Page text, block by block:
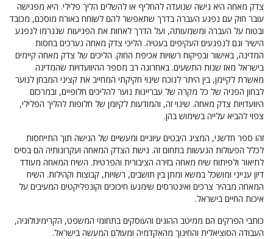
צדק מאחה היא גישה שנועדה להחליף או להשלים הליך פלילי. היא מפגישה
עובר חוק עם נפגע העברה בדרך שתאפשר להם לשוחח באורח מוסכם, מכובד
ובטוח על העברה ומשמעותה, ועל הדרך לאחות את הפגיעות שנגרמו לנפגע
הישיר וגם לנפגעים העקיפים בעטיה. הליכי צדק מאחה נערכים בחסות
המדינה, באישור ובפיקוח רשויות אכיפת החוק. הליכים של צדק מאחה קיימים
בישראל מאז שנות התשעים. באחרונה רב מספר ההיוועדויות שהמדינה
מאשרת לקיימן, בין היתר לנוכח שינוי חקיקתי המחייב את קציני המבחן לנוער
לבחון הפניה של כל מקרה של עבריינות נוער להליכים חלופיים, ובמרכזם
היוועדויות צדק מאחה. שינוי זה, והמודעות לקיומן של חלופות להליך הפלילי,
צפוי להביא עלייה בשימוש בהן.
זהו ספר חדשני, המציג היבטים עיוניים ומעשיים של הגישה תוך התייחסות
לכלל הפעולות הנעשות בתחום זה. גישת הצדק המאחה ועקרונותיה הם בסיס
לתיאור ולפיתוח שיח מאחה בזירה הציבורית והפרטית. השיח המאחה מעודד
דיון ענייני ומושכל במשא ומתן בין תושבים, רשויות, קבוצות וקהילות. השיח
המאחה מבהיר צרכים ואינטרסים שימנעו חיכוכים וקונפליקטים המעיבים על
איכות החיים בישראל.
כותבי הפרקים הם ממיטב ההוגים והעוסקים בתחומי המשפט, הקרימינולוגיה,
העבודה הסוציאלית והחינוך מהאקדמיה ומעולם המעשה בישראל.